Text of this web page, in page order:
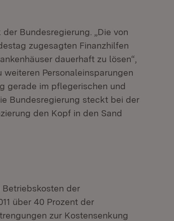
Bundesregierung. „Die von
zugesagten Finanzhilfen
dauerhaft zu lösen“,
Personaleinsparungen
gerade im pflegerischen und
Bundesregierung steckt bei der
den Kopf in den Sand
der
über 40 Prozent der
zur Kostensenkung